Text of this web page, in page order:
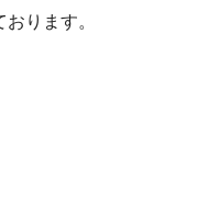
ります。